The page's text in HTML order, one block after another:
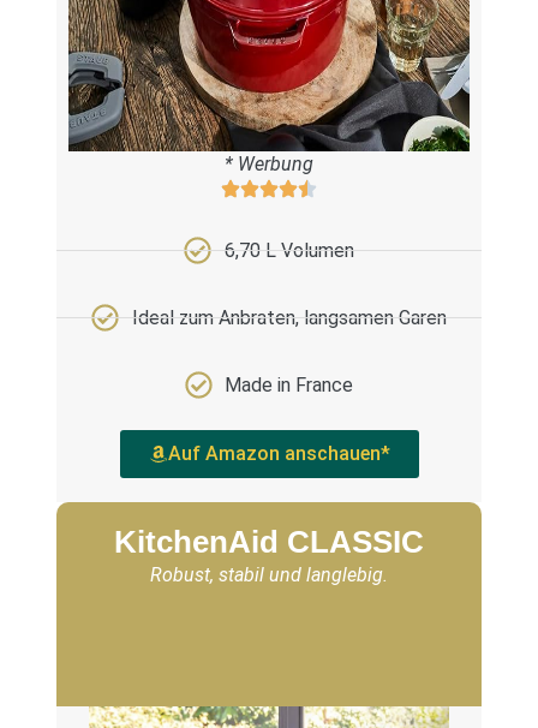
* Werbung
6,70 L Volumen
Ideal zum Anbraten, langsamen Garen
Made in France
Auf Amazon anschauen*
KitchenAid CLASSIC
Robust, stabil und langlebig.